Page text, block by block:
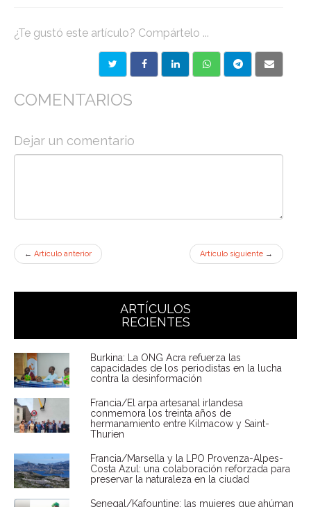
¿Te gustó este artículo? Compártelo ...
COMENTARIOS
Dejar un comentario
← Artículo anterior Artículo siguiente →
ARTÍCULOS
RECIENTES
Burkina: La ONG Acra refuerza las
capacidades de los periodistas en la lucha
contra la desinformación
Francia/El arpa artesanal irlandesa
conmemora los treinta años de
hermanamiento entre Kilmacow y Saint-
Thurien
Francia/Marsella y la LPO Provenza-Alpes-
Costa Azul: una colaboración reforzada para
preservar la naturaleza en la ciudad
Senegal/Kafountine: las mujeres que ahúman